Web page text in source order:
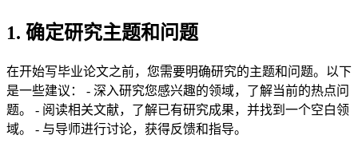
1. 确定研究主题和问题
在开始写毕业论文之前，您需要明确研究的主题和问题。以下
是一些建议： - 深入研究您感兴趣的领域，了解当前的热点问
题。 - 阅读相关文献，了解已有研究成果，并找到一个空白领
域。 - 与导师进行讨论，获得反馈和指导。